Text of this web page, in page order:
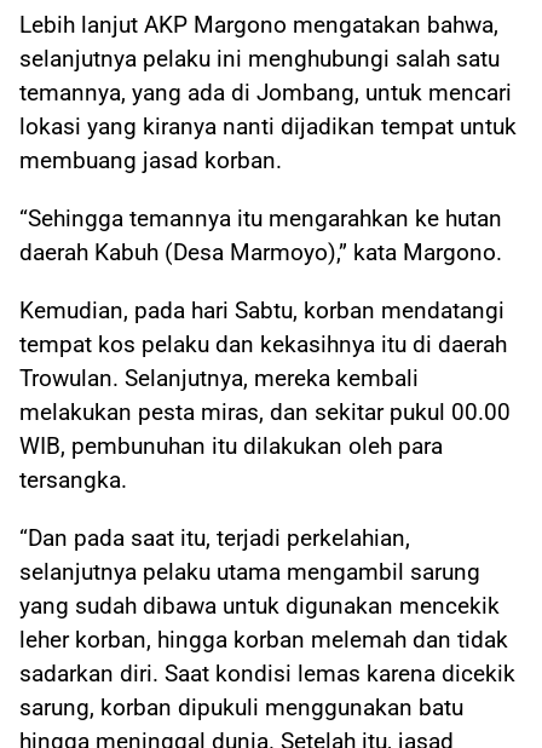
Lebih lanjut AKP Margono mengatakan bahwa,
selanjutnya pelaku ini menghubungi salah satu
temannya, yang ada di Jombang, untuk mencari
lokasi yang kiranya nanti dijadikan tempat untuk
membuang jasad korban.
“Sehingga temannya itu mengarahkan ke hutan
daerah Kabuh (Desa Marmoyo),” kata Margono.
Kemudian, pada hari Sabtu, korban mendatangi
tempat kos pelaku dan kekasihnya itu di daerah
Trowulan. Selanjutnya, mereka kembali
melakukan pesta miras, dan sekitar pukul 00.00
WIB, pembunuhan itu dilakukan oleh para
tersangka.
“Dan pada saat itu, terjadi perkelahian,
selanjutnya pelaku utama mengambil sarung
yang sudah dibawa untuk digunakan mencekik
leher korban, hingga korban melemah dan tidak
sadarkan diri. Saat kondisi lemas karena dicekik
sarung, korban dipukuli menggunakan batu
hingga meninggal dunia. Setelah itu, jasad